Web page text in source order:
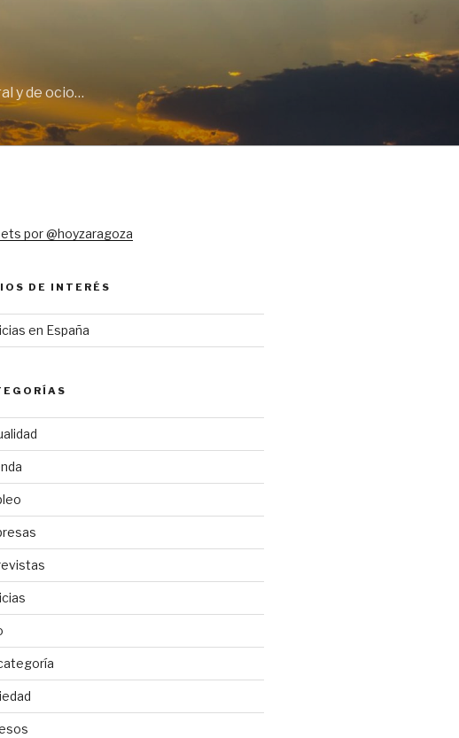
y de ocio…
por @hoyzaragoza
DE INTERÉS
en España